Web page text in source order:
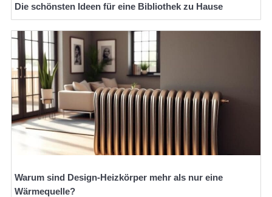
Die schönsten Ideen für eine Bibliothek zu Hause
Warum sind Design-Heizkörper mehr als nur eine
Wärmequelle?